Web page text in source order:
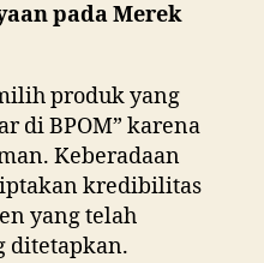
pada Merek
produk yang
di BPOM” karena
Keberadaan
kredibilitas
yang telah
ditetapkan.